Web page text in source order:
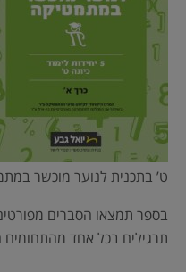
ט’ בתכנית לנוער מוכשר
בספר תמצאו הסברים
תרגילים בכל אחד מהתחומים